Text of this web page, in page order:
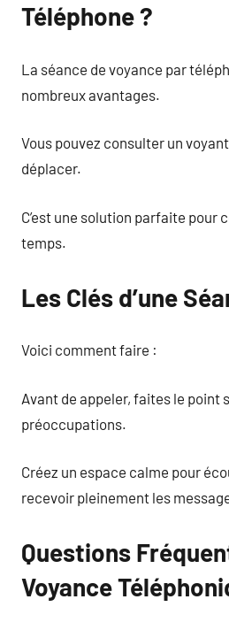
Téléphone ?
La séance de voyance par
nombreux avantages.
Vous pouvez consulter un
déplacer.
C’est une solution parfaite pour
temps.
Les Clés d’une
Voici comment faire :
Avant de appeler, faites le point
préoccupations.
Créez un espace calme pour
recevoir pleinement les
Questions
Voyance